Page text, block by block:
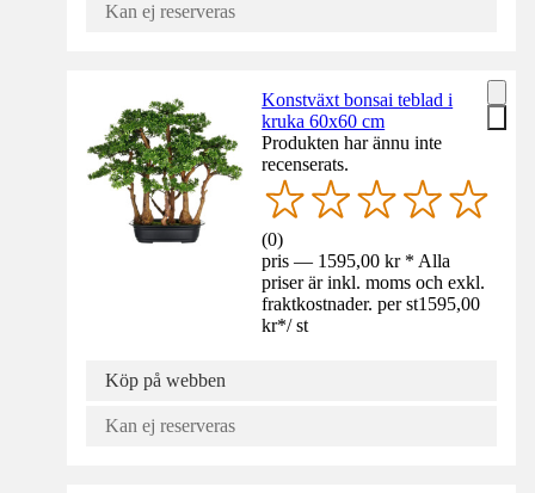
Kan ej reserveras
Konstväxt bonsai teblad i
kruka 60x60 cm
Produkten har ännu inte
recenserats.
(0)
pris — 1595,00 kr * Alla
priser är inkl. moms och exkl.
fraktkostnader. per st1595,00
kr*/ st
Köp på webben
Kan ej reserveras